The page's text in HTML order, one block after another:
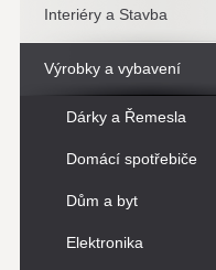
Interiéry a Stavba
Výrobky a vybavení
Dárky a Řemesla
Domácí spotřebiče
Dům a byt
Elektronika